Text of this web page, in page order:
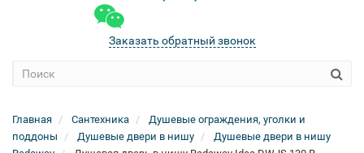
Заказать обратный звонок
Главная Сантехника
Душевые ограждения, уголки и
поддоны
Душевые двери в нишу
Душевые двери в нишу